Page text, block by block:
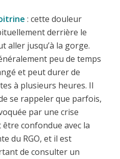
: cette douleur
derrière le
aller jusqu’à la gorge.
peu de temps
et peut durer de
à plusieurs heures. Il
se rappeler que parfois,
par une crise
confondue avec la
du RGO, et il est
de consulter un